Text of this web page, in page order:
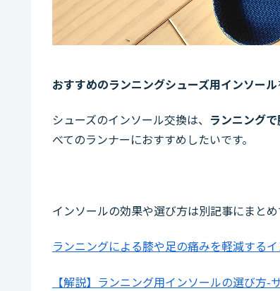
おすすめのランニングシューズ用インソール
シューズのインソール交換は、 ランニング
べてのランナーにおすすめしたいです。
インソールの効果や選び方は別記事にまと
ランニングによる膝や足の痛みを軽減する
【解説】ランニング用インソールの選び方-